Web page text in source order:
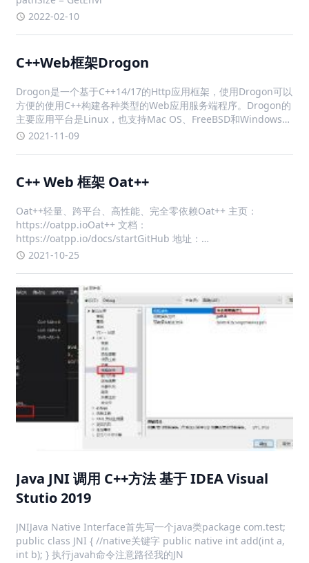
2022-02-10
C++Web框架Drogon
Drogon是一个基于C++14/17的Http应用框架，使用Drogon可以
方便的使用C++构建各种类型的Web应用服务端程序。Drogon的
主要应用平台是Linux，也支持Mac OS、FreeBSD和Windows。
它的主要特点如下：网络层使用基于epoll(macOS/FreeBSD下是
2021-11-09
C++ Web 框架 Oat++
Oat++轻量、跨平台、高性能、完全零依赖Oat++ 主页：
https://oatpp.ioOat++ 文档：
https://oatpp.io/docs/startGitHub 地址：
https://github.com/oatpp/oatpp其主要特性有：随处运行
2021-10-25
Java JNI 调用 C++方法 基于 IDEA Visual
Stutio 2019
JNIJava Native Interface首先写一个java类package com.test;
public class JNI { //native关键字 public native int add(int a,
int b); } 执行javah命令注意路径我的JN